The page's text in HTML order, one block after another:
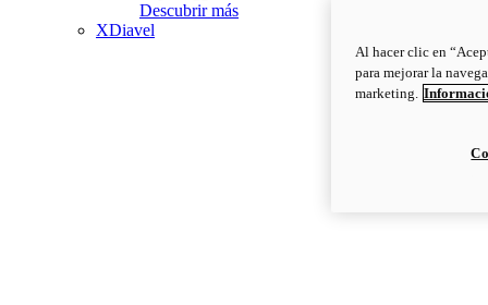
Descubrir más
XDiavel
Al hacer clic en
para mejorar la
marketing.